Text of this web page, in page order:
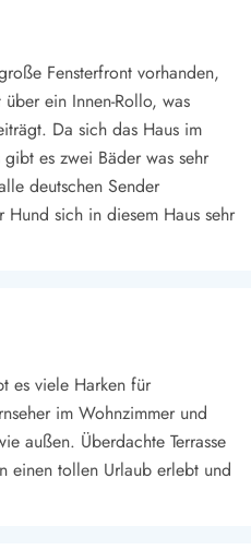
Fensterfront vorhanden,
ein Innen-Rollo, was
Da sich das Haus im
es zwei Bäder was sehr
deutschen Sender
sich in diesem Haus sehr
es viele Harken für
im Wohnzimmer und
außen. Überdachte Terrasse
einen tollen Urlaub erlebt und